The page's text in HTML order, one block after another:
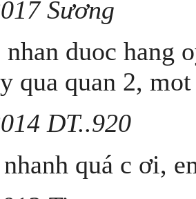
Sương
duoc hang
qua quan 2,
DT..920
quá c ơi,